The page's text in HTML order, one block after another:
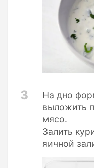
3
На дно
выложить
мясо.
Залить
яичной